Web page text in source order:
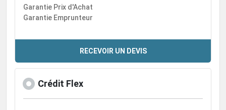
Garantie Prix d'Achat
Garantie Emprunteur
RECEVOIR UN DEVIS
Crédit Flex